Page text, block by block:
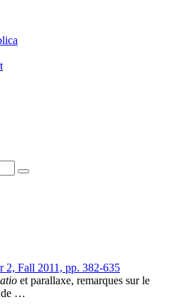
2, Fall 2011, pp. 382-635
et parallaxe, remarques sur le
de …